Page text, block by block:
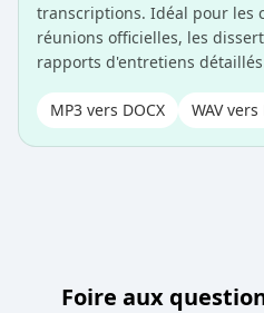
transcriptions. Idéal pour les
réunions officielles, les
rapports d'entretiens
MP3 vers DOCX WAV vers
Foire aux